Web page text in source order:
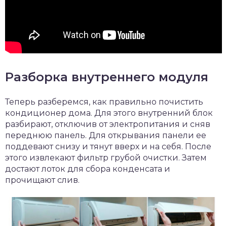
Разборка внутреннего модуля
Теперь разберемся, как правильно почистить
кондиционер дома. Для этого внутренний блок
разбирают, отключив от электропитания и сняв
переднюю панель. Для открывания панели ее
поддевают снизу и тянут вверх и на себя. После
этого извлекают фильтр грубой очистки. Затем
достают лоток для сбора конденсата и
прочищают слив.